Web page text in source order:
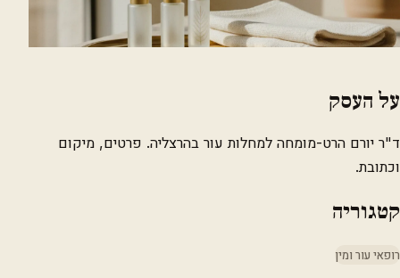
על העסק
ד"ר יורם הרט-מומחה למחלות עור בהרצליה. פרטים, מיקום
וכתובת.
קטגוריה
רופאי עור ומין